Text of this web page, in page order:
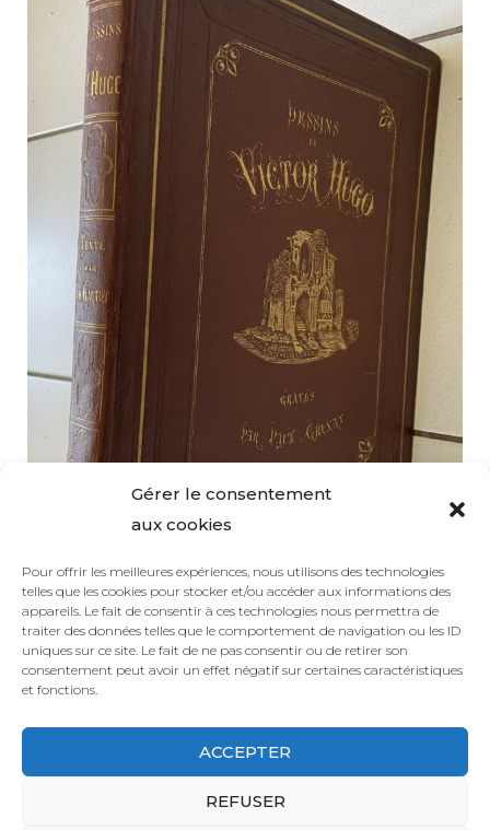
Gérer le consentement
aux cookies
Pour offrir les meilleures expériences, nous utilisons des technologies
telles que les cookies pour stocker et/ou accéder aux informations des
appareils. Le fait de consentir à ces technologies nous permettra de
traiter des données telles que le comportement de navigation ou les ID
uniques sur ce site. Le fait de ne pas consentir ou de retirer son
consentement peut avoir un effet négatif sur certaines caractéristiques
et fonctions.
ACCEPTER
REFUSER